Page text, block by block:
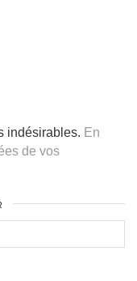
indésirables. En
de vos